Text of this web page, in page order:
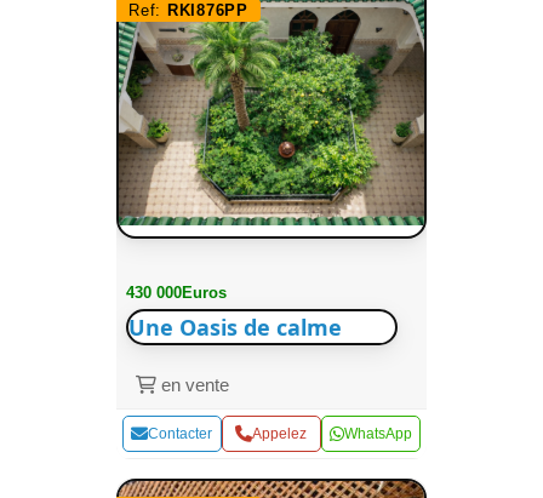
Ref: RKI876PP
430 000Euros
Une Oasis de calme
en vente
Contacter Appelez WhatsApp